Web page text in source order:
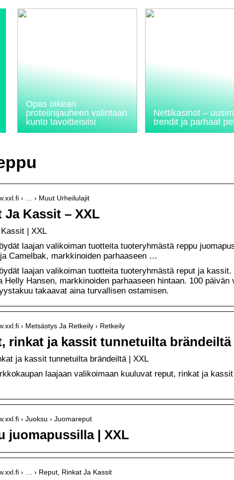
Opas oikean
proteiinijauheen valintaan
kunto tavoitteisiisi
Nettikasinot –
trendit ja parhaat
› … › Muut Urheilulajit
Ja Kassit – XXL
| XXL
laajan valikoiman tuotteita tuoteryhmästä reppu
Camelbak, markkinoiden parhaaseen …
laajan valikoiman tuotteita tuoteryhmästä reput ja
Helly Hansen, markkinoiden parhaaseen hintaan. 100
takaavat aina turvallisen ostamisen.
› Metsästys Ja Retkeily › Retkeily
rinkat ja kassit tunnetuilta brändeiltä
ja kassit tunnetuilta brändeiltä | XXL
laajaan valikoimaan kuuluvat reput, rinkat ja
› Juoksu › Juomareput
juomapussilla | XXL
› … › Reput, Rinkat Ja Kassit